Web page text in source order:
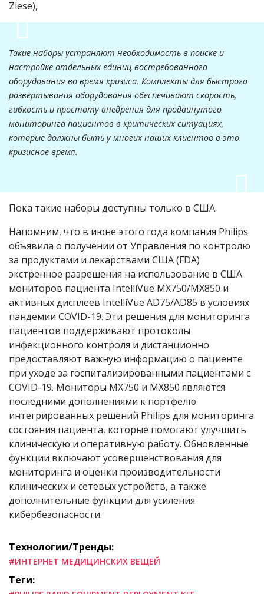
Ziese),
Такие наборы устраняют необходимость в поиске и
настройке отдельных единиц востребованного
оборудования во время кризиса. Комплекты для быстрого
развертывания оборудования обеспечивают скорость,
гибкость и простоту внедрения для продвинутого
мониторинга пациентов в критических ситуациях,
которые должны быть у многих наших клиентов в это
кризисное время.
Пока такие наборы доступны только в США.
Напомним, что в июне этого года компания Philips
объявила о получении от Управления по контролю
за продуктами и лекарствами США(FDA)
экстренное разрешения на использование в США
мониторов пациента IntelliVue MX750/MX850 и
активных дисплеев IntelliVue AD75/AD85 в условиях
пандемии COVID-19. Эти решения для мониторинга
пациентов поддерживают протоколы
инфекционного контроля и дистанционно
предоставляют важную информацию о пациенте
при уходе за госпитализированными пациентами с
COVID-19. Мониторы MX750 и MX850 являются
последними дополнениями к портфелю
интегрированных решений Philips для мониторинга
состояния пациента, которые помогают улучшить
клиническую и оперативную работу. Обновленные
функции включают усовершенствования для
мониторинга и оценки производительности
клинических и сетевых устройств, а также
дополнительные функции для усиления
кибербезопасности.
Технологии/Тренды:
#ИНТЕРНЕТ МЕДИЦИНСКИХ ВЕЩЕЙ
Теги: